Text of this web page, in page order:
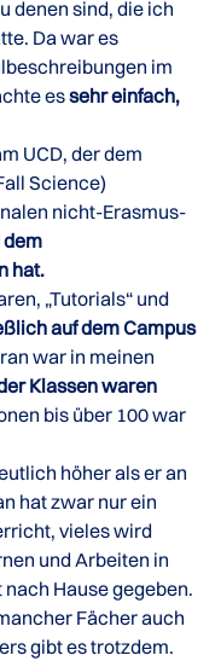
denen sind, die ich
Da war es
im
essehr einfach,
UCD, der dem
Science)
nicht-Erasmus-
dem
hat.
„Tutorials“ und
auf dem Campus
war in meinen
Klassen waren
bis über 100 war
höher als er an
hat zwar nur ein
vieles wird
und Arbeiten in
Hause gegeben.
Fächer auch
gibt es trotzdem.